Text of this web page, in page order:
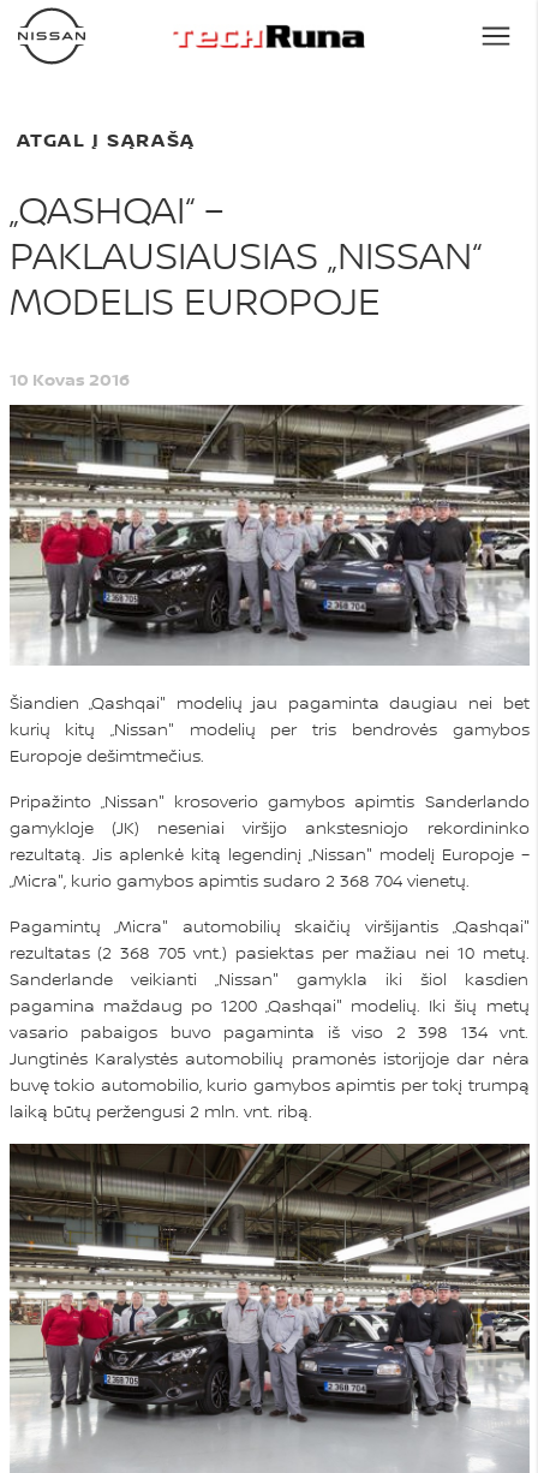
ATGAL Į SĄRAŠĄ
„QASHQAI“ –
PAKLAUSIAUSIAS „NISSAN“
MODELIS EUROPOJE
10 Kovas 2016
Šiandien „Qashqai" modelių jau pagaminta daugiau nei bet
kurių kitų „Nissan" modelių per tris bendrovės gamybos
Europoje dešimtmečius.
Pripažinto „Nissan" krosoverio gamybos apimtis Sanderlando
gamykloje (JK) neseniai viršijo ankstesniojo rekordininko
rezultatą. Jis aplenkė kitą legendinį „Nissan" modelį Europoje –
„Micra", kurio gamybos apimtis sudaro 2 368 704 vienetų.
Pagamintų „Micra" automobilių skaičių viršijantis „Qashqai"
rezultatas (2 368 705 vnt.) pasiektas per mažiau nei 10 metų.
Sanderlande veikianti „Nissan" gamykla iki šiol kasdien
pagamina maždaug po 1200 „Qashqai" modelių. Iki šių metų
vasario pabaigos buvo pagaminta iš viso 2 398 134 vnt.
Jungtinės Karalystės automobilių pramonės istorijoje dar nėra
buvę tokio automobilio, kurio gamybos apimtis per tokį trumpą
laiką būtų peržengusi 2 mln. vnt. ribą.